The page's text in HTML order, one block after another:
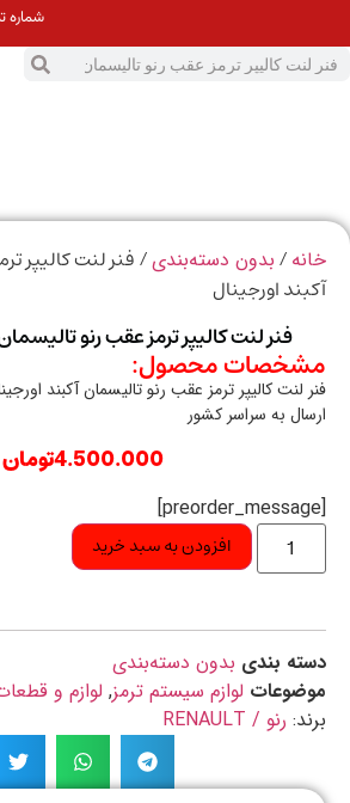
شماره تماس:
/بدون دسته‌بندی/ فنر لنت کالیپر ترمز
اورجینال
فنر لنت کالیپر ترمز عقب رنو تالیسمان
محصول:
لنت کالیپر ترمز عقب رنو تالیسمان آکبند اورجینال
به سراسر کشور
4.500.000تومان
افزودن به سبد خرید
بندی بدون دسته‌بندی
لوازم سیستم ترمز,لوازم و قطعات
رنو / RENAULT